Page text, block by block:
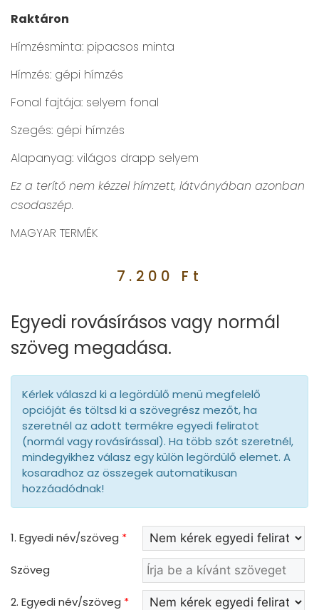
Raktáron
Hímzésminta: pipacsos minta
Hímzés: gépi hímzés
Fonal fajtája: selyem fonal
Szegés: gépi hímzés
Alapanyag: világos drapp selyem
Ez a terítő nem kézzel hímzett, látványában azonban
csodaszép.
MAGYAR TERMÉK
7.200 Ft
Egyedi rovásírásos vagy normál
szöveg megadása.
Kérlek válaszd ki a legördülő menü megfelelő
opcióját és töltsd ki a szövegrész mezőt, ha
szeretnél az adott termékre egyedi feliratot
(normál vagy rovásírással). Ha több szót szeretnél,
mindegyikhez válasz egy külön legördülő elemet. A
kosaradhoz az összegek automatikusan
hozzáadódnak!
1. Egyedi név/szöveg *
Szöveg
2. Egyedi név/szöveg *